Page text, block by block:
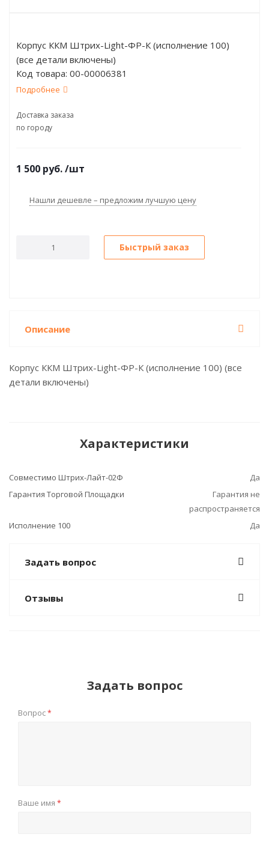
Корпус ККМ Штрих-Light-ФР-К (исполнение 100)
(все детали включены)
Код товара: 00-00006381
Подробнее
Доставка заказа
по городу
1 500 руб./шт
Нашли дешевле – предложим лучшую цену
Быстрый заказ
Описание
Корпус ККМ Штрих-Light-ФР-К (исполнение 100) (все
детали включены)
Характеристики
Совместимо Штрих-Лайт-02Ф
Да
Гарантия Торговой Площадки
Гарантия не
распространяется
Исполнение 100
Да
Задать вопрос
Отзывы
Задать вопрос
Вопрос*
Ваше имя *